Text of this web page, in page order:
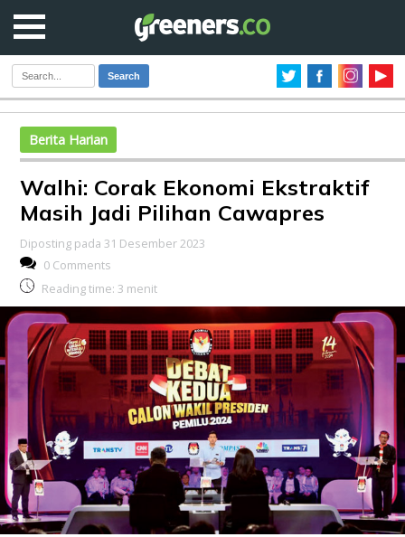
Search
Berita Harian
Walhi: Corak Ekonomi Ekstraktif
Masih Jadi Pilihan Cawapres
Diposting pada 31 Desember 2023
0 Comments
Reading time: 3 menit